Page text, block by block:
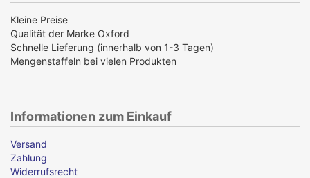
Kleine Preise
Qualität der Marke Oxford
Schnelle Lieferung (innerhalb von 1-3 Tagen)
Mengenstaffeln bei vielen Produkten
Informationen zum Einkauf
Versand
Zahlung
Widerrufsrecht